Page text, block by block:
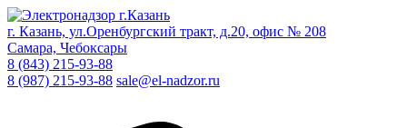
г. Казань, ул.Оренбургский тракт, д.20, офис № 208
Самара, Чебоксары
8 (843) 215-93-88
8 (987) 215-93-88 sale@el-nadzor.ru